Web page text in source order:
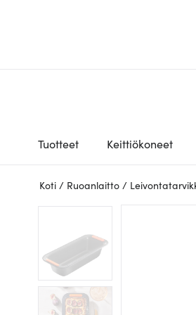
Tuotteet Keittiökoneet
Koti / Ruoanlaitto /